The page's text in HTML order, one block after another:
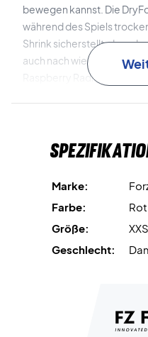
bewegen kannst. Die
während des Spiels
Shrink sicherstellt, dass
auch nach wiederholtem
Raspberry Radiance
Belüftung halten dich
auch nach häufigem
Fühle dich stark und
Marke:
Farbe:
Rot
Größe:
Geschlecht: